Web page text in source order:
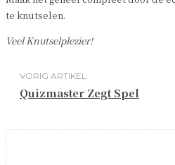
te knutselen.
Veel Knutselplezier!
VORIG ARTIKEL
Quizmaster Zegt Spel